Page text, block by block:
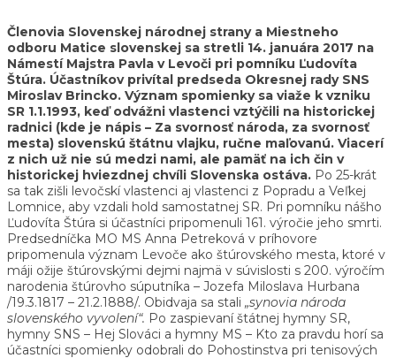
Členovia Slovenskej národnej strany a Miestneho
odboru Matice slovenskej sa stretli 14. januára 2017 na
Námestí Majstra Pavla v Levoči pri pomníku Ľudovíta
Štúra. Účastníkov privítal predseda Okresnej rady SNS
Miroslav Brincko. Význam spomienky sa viaže k vzniku
SR 1.1.1993, keď odvážni vlastenci vztýčili na historickej
radnici (kde je nápis – Za svornosť národa, za svornosť
mesta) slovenskú štátnu vlajku, ručne maľovanú. Viacerí
z nich už nie sú medzi nami, ale pamäť na ich čin v
historickej hviezdnej chvíli Slovenska ostáva. Po 25-krát
sa tak zišli levočskí vlastenci aj vlastenci z Popradu a Veľkej
Lomnice, aby vzdali hold samostatnej SR. Pri pomníku nášho
Ľudovíta Štúra si účastníci pripomenuli 161. výročie jeho smrti.
Predsedníčka MO MS Anna Petreková v príhovore
pripomenula význam Levoče ako štúrovského mesta, ktoré v
máji ožije štúrovskými dejmi najmä v súvislosti s 200. výročím
narodenia štúrovho súputníka – Jozefa Miloslava Hurbana
/19.3.1817 – 21.2.1888/. Obidvaja sa stali „synovia národa
slovenského vyvolení“. Po zaspievaní štátnej hymny SR,
hymny SNS – Hej Slováci a hymny MS – Kto za pravdu horí sa
účastníci spomienky odobrali do Pohostinstva pri tenisových